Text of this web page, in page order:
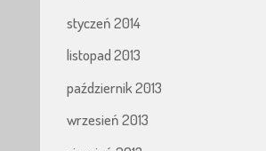
styczeń 2014
listopad 2013
październik 2013
wrzesień 2013